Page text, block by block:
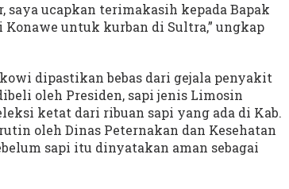
ucapkan terimakasih kepada Bapak
untuk kurban di Sultra,” ungkap
dipastikan bebas dari gejala penyakit
oleh Presiden, sapi jenis Limosin
ketat dari ribuan sapi yang ada di Kab.
oleh Dinas Peternakan dan Kesehatan
sapi itu dinyatakan aman sebagai